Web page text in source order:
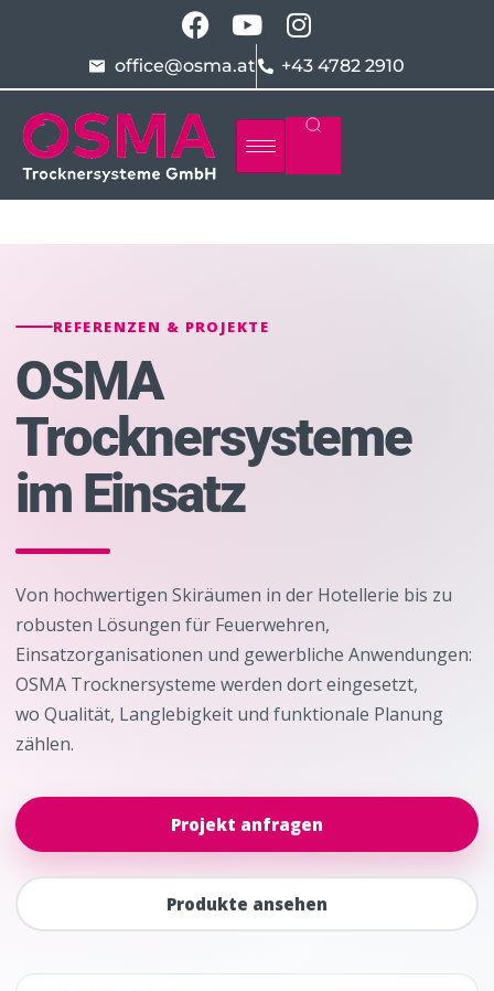
office@osma.at +43 4782 2910
REFERENZEN & PROJEKTE
OSMA
Trocknersysteme
im Einsatz
Von hochwertigen Skiräumen in der Hotellerie bis zu
robusten Lösungen für Feuerwehren,
Einsatzorganisationen und gewerbliche Anwendungen:
OSMA Trocknersysteme werden dort eingesetzt,
wo Qualität, Langlebigkeit und funktionale Planung
zählen.
Projekt anfragen
Produkte ansehen